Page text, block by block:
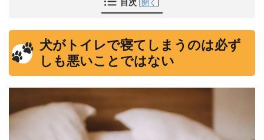
[開く ]
犬がトイレで寝てしまうのは必ず
しも悪いことではない